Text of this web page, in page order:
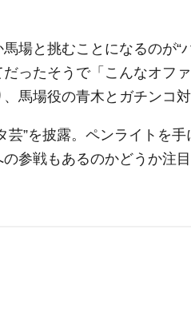
場と挑むことになるのが“
ったそうで「こんなオフ
馬場役の青木とガチンコ対
”を披露。ペンライトを
参戦もあるのかどうか注目